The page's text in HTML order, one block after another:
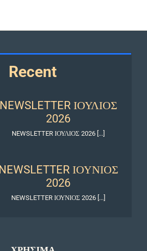
Recent
NEWSLETTER ΙΟΥΛΙΟΣ
2026
NEWSLETTER ΙΟΥΛΙΟΣ 2026 [...]
NEWSLETTER ΙΟΥΝΙΟΣ
2026
NEWSLETTER ΙΟΥΝΙΟΣ 2026 [...]